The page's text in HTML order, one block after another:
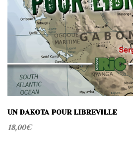
UN DAKOTA POUR LIBREVILLE
18,00€